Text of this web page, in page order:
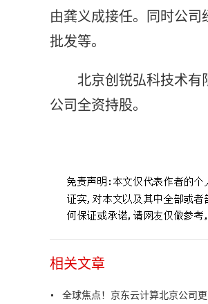
由龚义成接任。同时公
批发等。
北京创锐弘科技术有
公司全资持股。
相关文章
全球焦点！京东云计算北京公司